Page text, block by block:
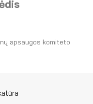
apsaugos komiteto